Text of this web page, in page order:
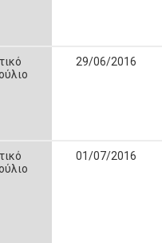
29/06/2016
01/07/2016